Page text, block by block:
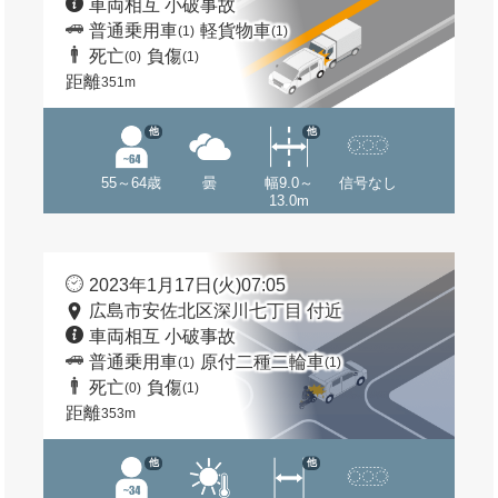
車両相互 小破事故
普通乗用車(1) 軽貨物車(1)
死亡(0) 負傷(1)
距離351m
55～64歳
他
曇
幅9.0～
13.0m
他
信号なし
2023年1月17日(火)07:05
広島市安佐北区深川七丁目 付近
車両相互 小破事故
普通乗用車(1) 原付二種二輪車(1)
死亡(0) 負傷(1)
距離353m
他 他